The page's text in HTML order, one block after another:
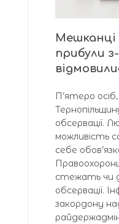
Мешканці
прибули
П’ятеро
обсервації.
можливість
себе
стежать чи
обсервації.
закордону